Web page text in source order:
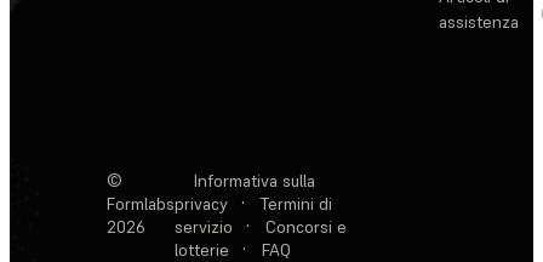
assistenza
©
Formlabs
2026
Informativa sulla
privacy
·
Termini di
servizio
·
Concorsi e
lotterie
· FAQ